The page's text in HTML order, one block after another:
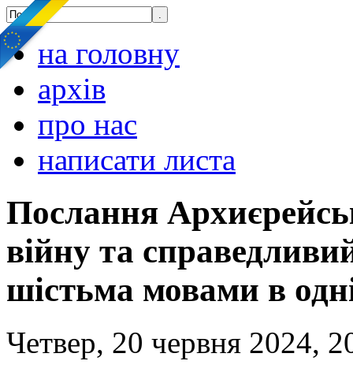
на головну
архів
про нас
написати листа
Послання
війну та
шістьма мовами в
Четвер, 20 червня 2024,